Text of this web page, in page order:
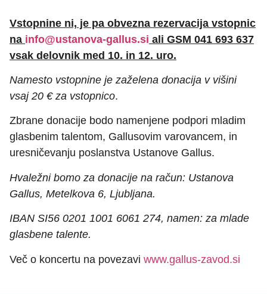
Vstopnine ni, je pa obvezna rezervacija vstopnic
na info@ustanova-gallus.si ali GSM 041 693 637
vsak delovnik med 10. in 12. uro.
Namesto vstopnine je zaželena donacija v višini
vsaj 20 € za vstopnico.
Zbrane donacije bodo namenjene podpori mladim
glasbenim talentom, Gallusovim varovancem, in
uresničevanju poslanstva Ustanove Gallus.
Hvaležni bomo za donacije na račun: Ustanova
Gallus, Metelkova 6, Ljubljana.
IBAN SI56 0201 1001 6061 274, namen: za mlade
glasbene talente.
Več o koncertu na povezavi www.gallus-zavod.si